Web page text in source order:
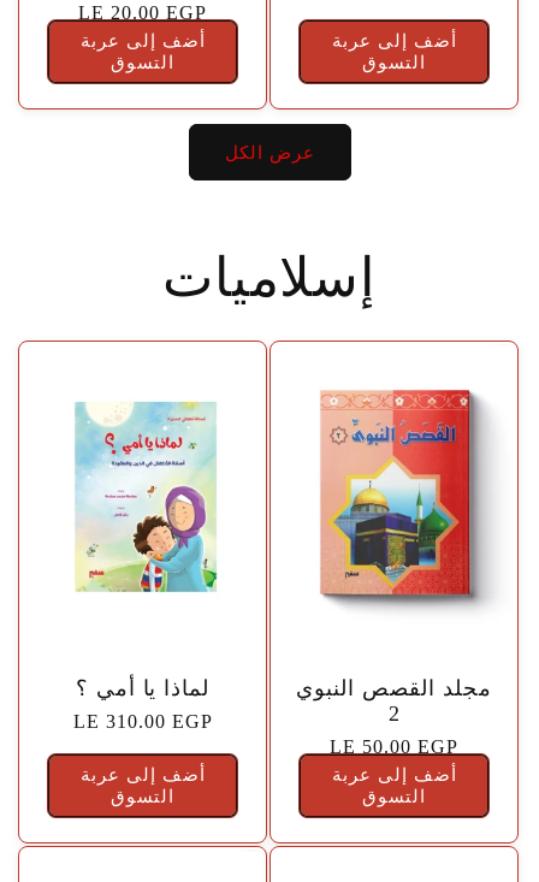
السعر
الاعتيادي
LE 20.00 EGP
أضف إلى عربة
التسوق
الاعتيادي
أضف إلى عربة
التسوق
عرض الكل
إسلاميات
لماذا يا أمي ؟
السعر
الاعتيادي
LE 310.00 EGP
أضف إلى عربة
التسوق
🤍
مجلد القصص النبوي
2
السعر
الاعتيادي
LE 50.00 EGP
أضف إلى عربة
التسوق